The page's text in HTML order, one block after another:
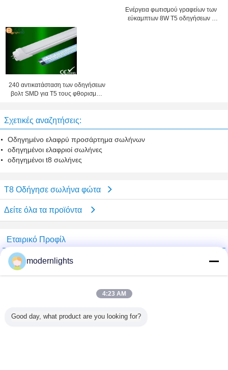
Ενέργεια φωτισμού γραφείων των
εύκαμπτων 8W T5 οδηγήσεων -
240 αντικατάσταση των οδηγήσεων
βολτ SMD για T5 τους φθορισμού
Σχετικές αναζητήσεις:
Οδηγημένο ελαφρύ προσάρτημα σωλήνων
οδηγημένοι ελαφριοί σωλήνες
οδηγημένοι t8 σωλήνες
Τ8 Οδήγησε σωλήνα φώτα
Δείτε όλα τα προϊόντα
Εταιρικό Προφίλ
China Lighting Online Marketplace
Verified προμηθευτές
Verified Suplier
modernlights
4:23 AM
Good day, what product are you looking for?